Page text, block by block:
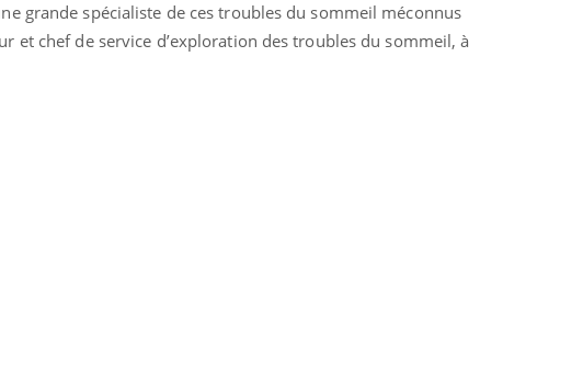
grande spécialiste de ces troubles du sommeil méconnus
et chef de service d’exploration des troubles du sommeil, à